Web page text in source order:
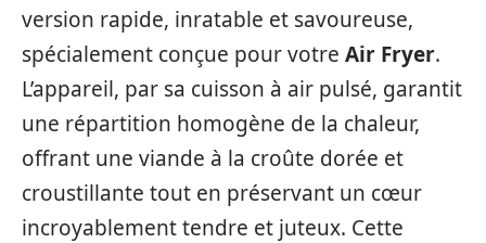
version rapide, inratable et savoureuse,
spécialement conçue pour votre Air Fryer.
L’appareil, par sa cuisson à air pulsé, garantit
une répartition homogène de la chaleur,
offrant une viande à la croûte dorée et
croustillante tout en préservant un cœur
incroyablement tendre et juteux. Cette